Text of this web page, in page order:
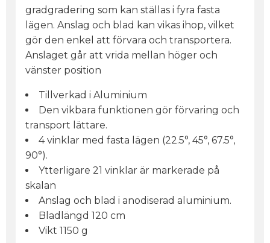
gradgradering som kan ställas i fyra fasta
lägen. Anslag och blad kan vikas ihop, vilket
gör den enkel att förvara och transportera.
Anslaget går att vrida mellan höger och
vänster position
Tillverkad i Aluminium
Den vikbara funktionen gör förvaring och
transport lättare.
4 vinklar med fasta lägen (22.5°, 45°, 67.5°,
90°).
Ytterligare 21 vinklar är markerade på
skalan
Anslag och blad i anodiserad aluminium.
Bladlängd 120 cm
Vikt 1150 g